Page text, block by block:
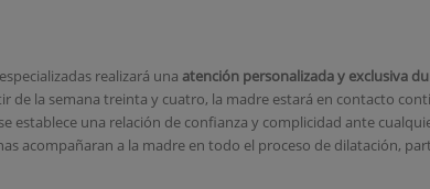
realizará una atención personalizada y exclusiva
de la semana treinta y cuatro, la madre estará en contacto
establece una relación de confianza y complicidad ante
acompañaran a la madre en todo el proceso de dilatación,